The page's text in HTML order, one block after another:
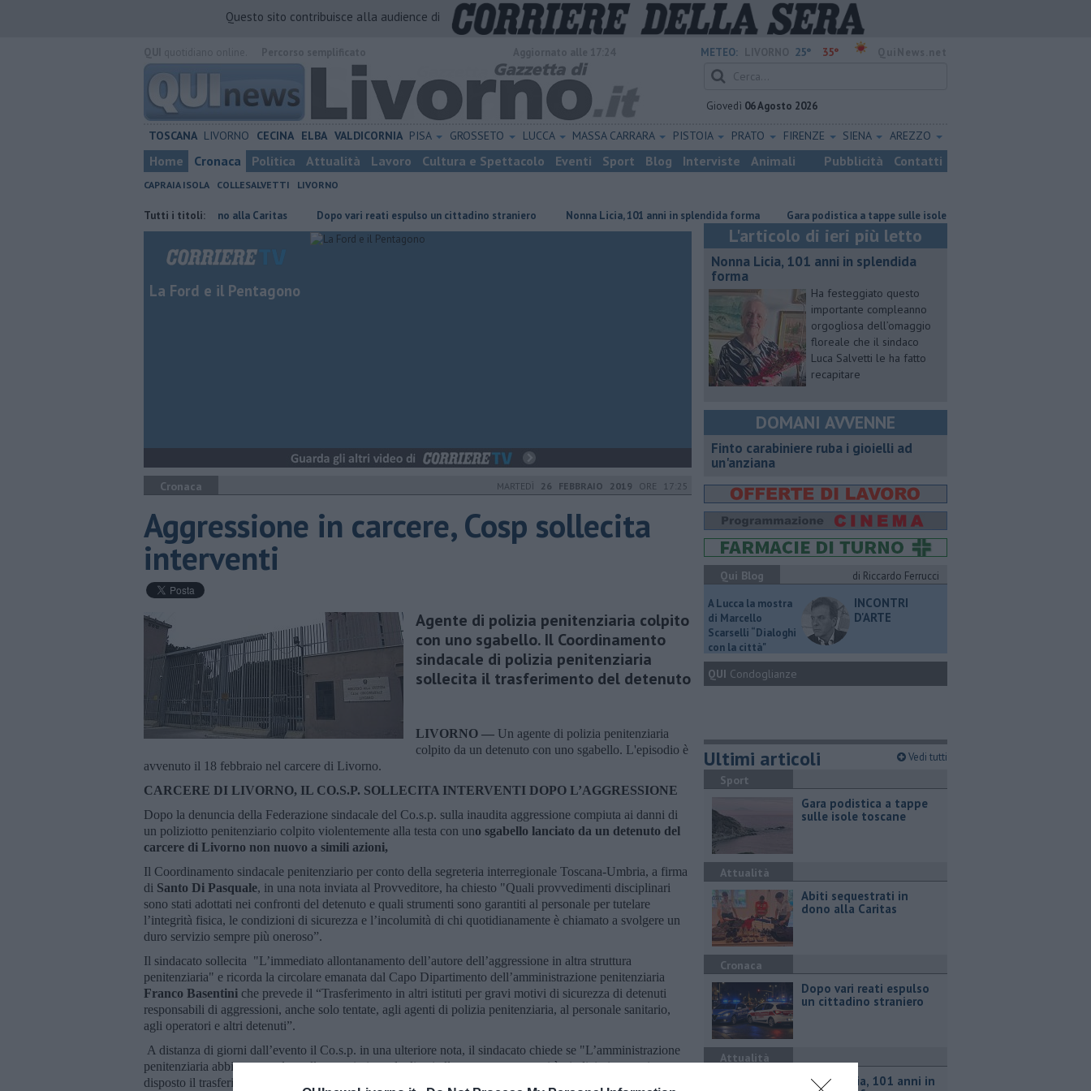
Questo sito contribuisce alla audience di
METEO: 25° 35°
Giovedì 06 Agosto 2026
TOSCANA LIVORNO CECINA ELBA VALDICORNIA PISA GROSSETO LUCCA MASSA CARRARA PISTOIA PRATO FIRENZE SIENA AREZZO
Home Cronaca Politica Attualità Lavoro Cultura e Spettacolo Eventi Sport Blog Interviste Animali Pubblicità Contatti
CAPRAIA ISOLA COLLESALVETTI LIVORNO
Tutti i titoli:
Abiti sequestrati in dono alla Caritas Dopo vari reati espulso un cittadino straniero Nonna Licia, 101 anni in splendida forma Gara podistica a tappe sulle isole toscane
La Ford e il Pentagono
Cronaca MARTEDÌ 26 FEBBRAIO 2019 ORE 17:25
Aggressione in carcere, Cosp sollecita
interventi
Agente di polizia penitenziaria colpito
con uno sgabello. Il Coordinamento
sindacale di polizia penitenziaria
sollecita il trasferimento del detenuto
LIVORNO — Un agente di polizia penitenziaria
colpito da un detenuto con uno sgabello. L'episodio è
avvenuto il 18 febbraio nel carcere di Livorno.
CARCERE DI LIVORNO, IL CO.S.P. SOLLECITA INTERVENTI DOPO L’AGGRESSIONE
Dopo la denuncia della Federazione sindacale del Co.s.p. sulla inaudita aggressione compiuta ai danni di
un poliziotto penitenziario colpito violentemente alla testa con uno sgabello lanciato da un detenuto del
carcere di Livorno non nuovo a simili azioni,
Il Coordinamento sindacale penitenziario per conto della segreteria interregionale Toscana-Umbria, a firma
di Santo Di Pasquale, in una nota inviata al Provveditore, ha chiesto "Quali provvedimenti disciplinari
sono stati adottati nei confronti del detenuto e quali strumenti sono garantiti al personale per tutelare
l’integrità fisica, le condizioni di sicurezza e l’incolumità di chi quotidianamente è chiamato a svolgere un
duro servizio sempre più oneroso”.
Il sindacato sollecita "L’immediato allontanamento dell’autore dell’aggressione in altra struttura
penitenziaria" e ricorda la circolare emanata dal Capo Dipartimento dell’amministrazione penitenziaria
Franco Basentini che prevede il “Trasferimento in altri istituti per gravi motivi di sicurezza di detenuti
responsabili di aggressioni, anche solo tentate, agli agenti di polizia penitenziaria, al personale sanitario,
agli operatori e altri detenuti”.
A distanza di giorni dall’evento il Co.s.p. in una ulteriore nota, il sindacato chiede se "L’amministrazione
penitenziaria abbia provveduto alla trasmissione degli atti alla competente autorità giudiziaria e se sia stato
disposto il trasferimento del detenuto noto per ripetuti episodi di minacce nei confronti dei poliziotti
L'articolo di ieri più letto
Nonna Licia, 101 anni in splendida
forma
Ha festeggiato questo
importante compleanno
orgogliosa dell’omaggio
floreale che il sindaco
Luca Salvetti le ha fatto
recapitare
DOMANI AVVENNE
Finto carabiniere ruba i gioielli ad
un'anziana
Qui Blog
di Riccardo Ferrucci
A Lucca la mostra
di Marcello
Scarselli “Dialoghi
con la città"
INCONTRI
D'ARTE
QUI Condoglianze
Ultimi articoli Vedi tutti
Sport
Gara podistica a tappe
sulle isole toscane
Attualità
Abiti sequestrati in
dono alla Caritas
Cronaca
Dopo vari reati espulso
un cittadino straniero
Attualità
Nonna Licia, 101 anni in